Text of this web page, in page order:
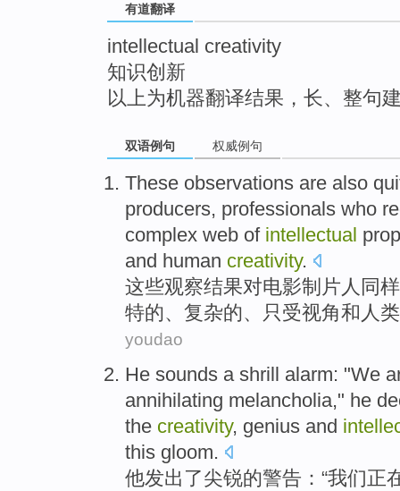
有道翻译
intellectual creativity
知识创新
以上为机器翻译结果，长、整句
双语例句 权威例句
These observations are also
producers, professionals who
complex web of intellectual
and human creativity.
这些观察结果对电影制片人 同样
特的、 复杂的、 只受视角和 人类
youdao
He sounds a shrill alarm: "We
annihilating melancholia," he
the creativity, genius and
this gloom.
他发出 了尖锐的警告 ：“我们正